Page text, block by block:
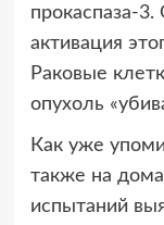
прокаспаза-
активация
Раковые
опухоль
Как уже
также на
испытаний